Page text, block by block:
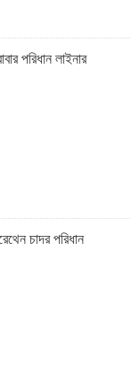
পরিধান লাইনার
চাদর পরিধান